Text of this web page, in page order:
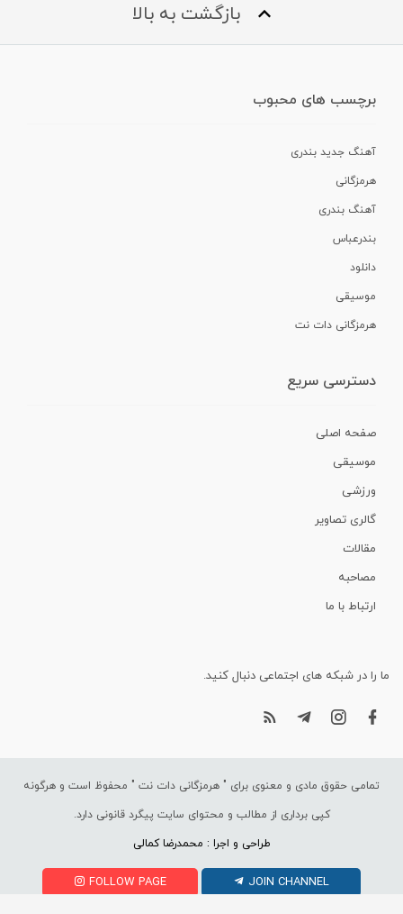
بازگشت به بالا
برچسب های محبوب
آهنگ جدید بندری
هرمزگانی
آهنگ بندری
بندرعباس
دانلود
موسیقی
هرمزگانی دات نت
دسترسی سریع
صفحه اصلی
موسیقی
ورزشی
گالری تصاویر
مقالات
مصاحبه
ارتباط با ما
ما را در شبکه های اجتماعی دنبال کنید.
تمامی حقوق مادی و معنوی برای " هرمزگانی دات نت " محفوظ است و هرگونه
کپی برداری از مطالب و محتوای سایت پیگرد قانونی دارد.
طراحی و اجرا : محمدرضا کمالی
FOLLOW PAGE JOIN CHANNEL